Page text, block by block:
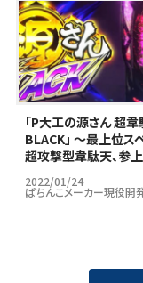
｢P大工の源さん 超韋
BLACK」 ～最上位ス
超攻撃型韋駄天、参上
2022/01/24
ぱちんこメーカー現役開